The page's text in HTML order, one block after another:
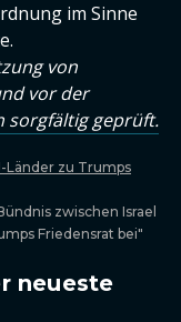
im Sinne
von
vor der
sorgfältig geprüft.
Länder zu Trumps
zwischen Israel
Friedensrat bei"
neueste